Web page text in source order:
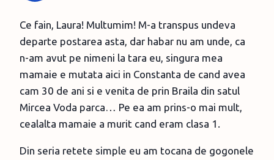
Ce fain, Laura! Multumim! M-a transpus undeva
departe postarea asta, dar habar nu am unde, ca
n-am avut pe nimeni la tara eu, singura mea
mamaie e mutata aici in Constanta de cand avea
cam 30 de ani si e venita de prin Braila din satul
Mircea Voda parca… Pe ea am prins-o mai mult,
cealalta mamaie a murit cand eram clasa 1.
Din seria retete simple eu am tocana de gogonele